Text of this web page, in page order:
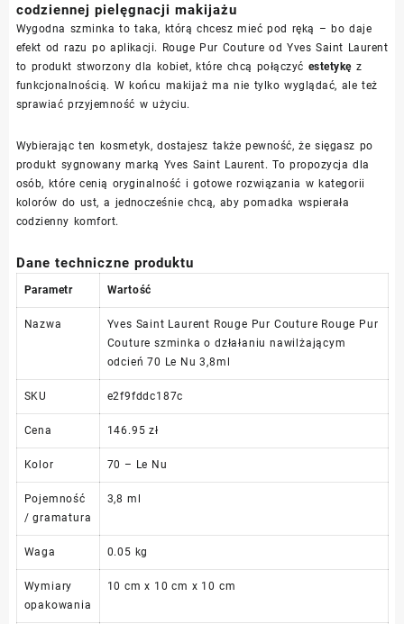
codziennej pielęgnacji makijażu
Wygodna szminka to taka, którą chcesz mieć pod ręką – bo daje
efekt od razu po aplikacji. Rouge Pur Couture od Yves Saint Laurent
to produkt stworzony dla kobiet, które chcą połączyć estetykęz
funkcjonalnością. W końcu makijaż ma nie tylko wyglądać, ale też
sprawiać przyjemność w użyciu.
Wybierając ten kosmetyk, dostajesz także pewność, że sięgasz po
produkt sygnowany marką Yves Saint Laurent. To propozycja dla
osób, które cenią oryginalność i gotowe rozwiązania w kategorii
kolorów do ust, a jednocześnie chcą, aby pomadka wspierała
codzienny komfort.
Dane techniczne produktu
Parametr Wartość
Nazwa
Yves Saint Laurent Rouge Pur Couture Rouge Pur
Couture szminka o dzłałaniu nawilżającym
odcień 70 Le Nu 3,8ml
SKU e2f9fddc187c
Cena 146.95 zł
Kolor 70 – Le Nu
Pojemność
/ gramatura
3,8 ml
Waga 0.05 kg
Wymiary
opakowania
10 cm x 10 cm x 10 cm